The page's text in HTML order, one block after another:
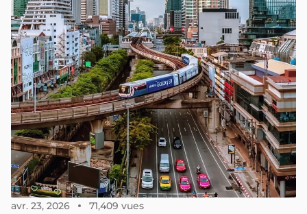
avr. 23, 2026 71,409 vues